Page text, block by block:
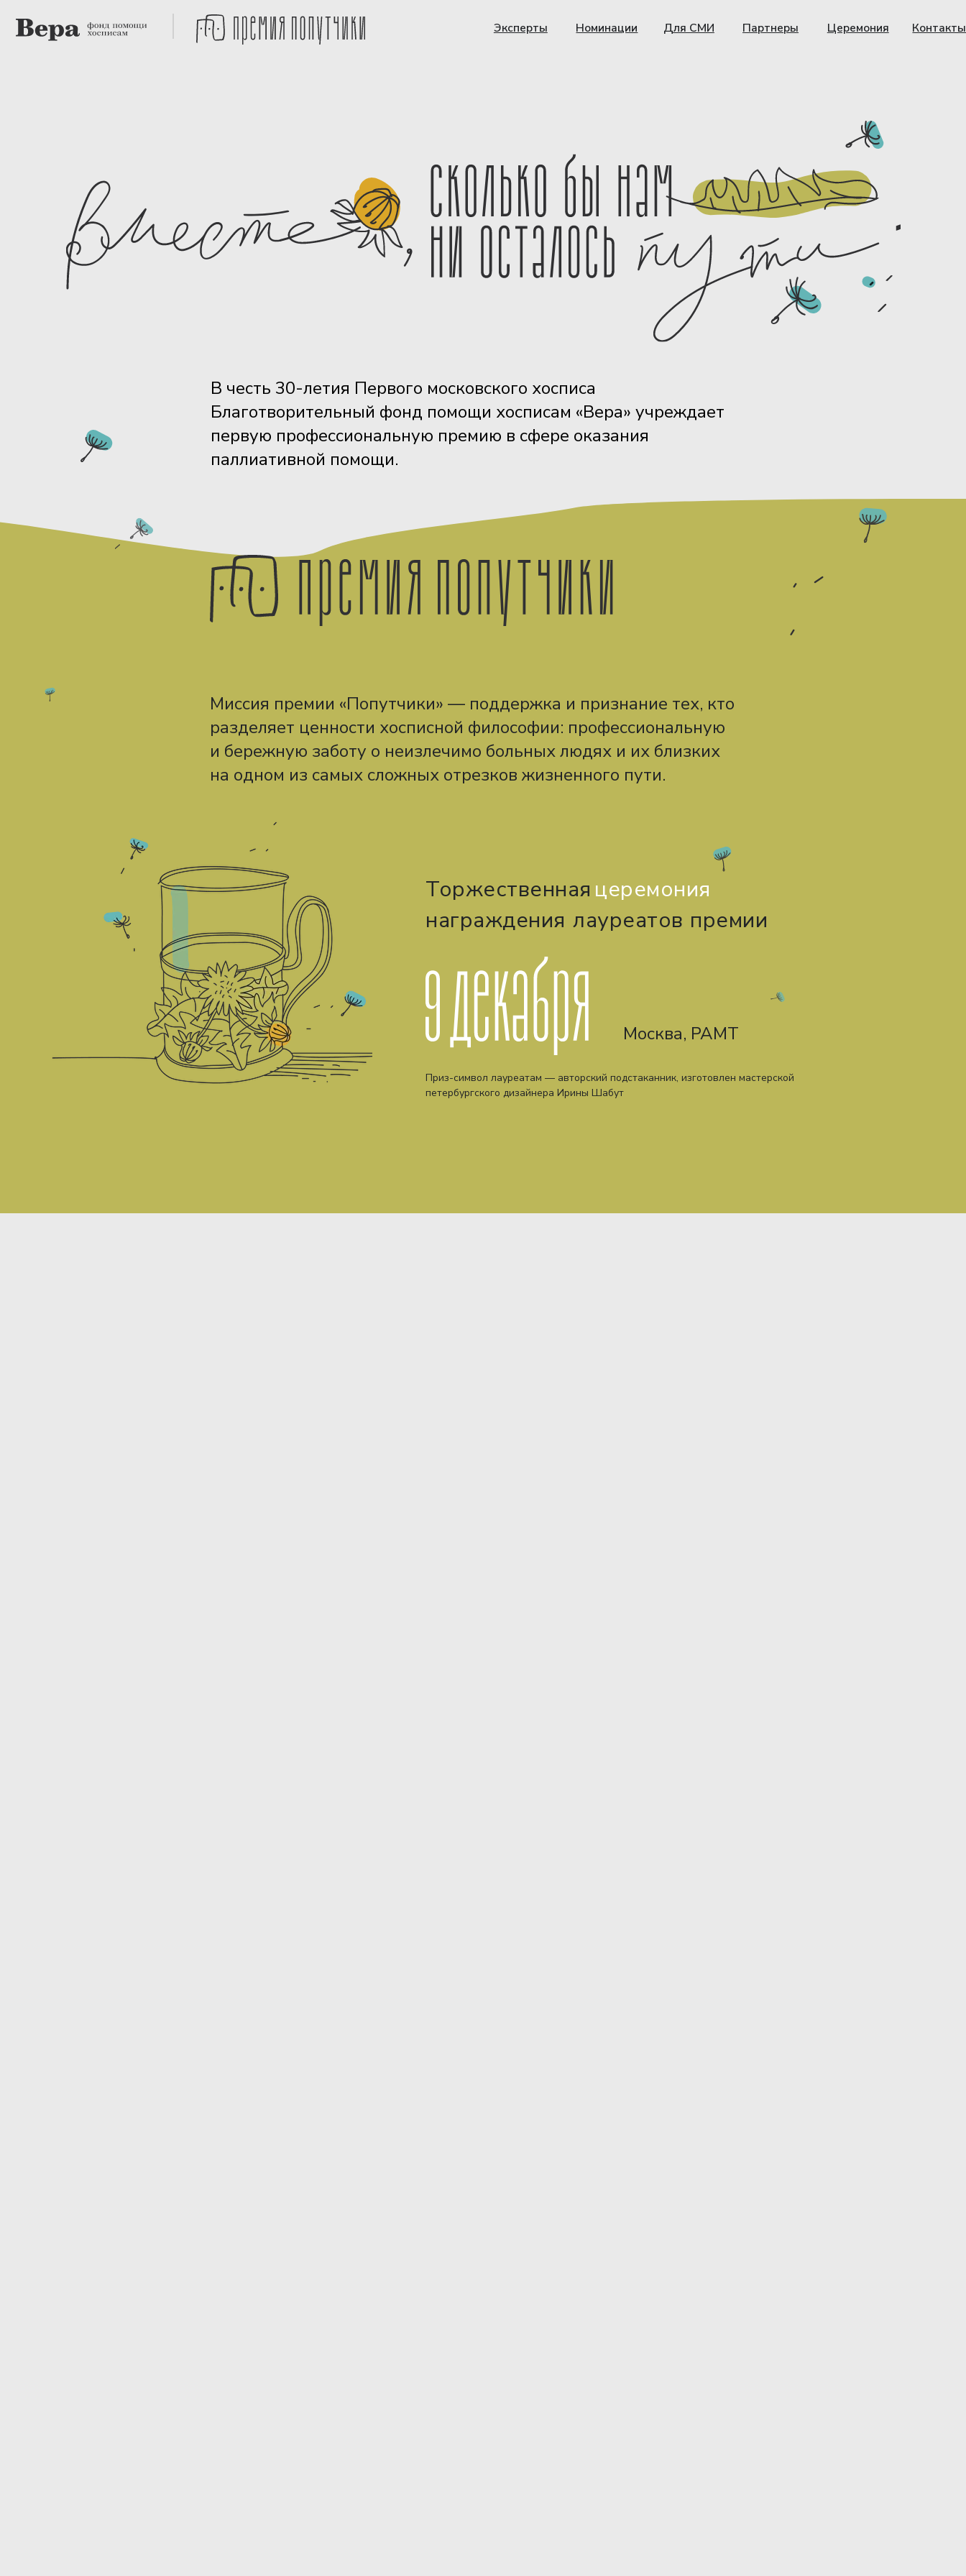
Для СМИ Партнеры Церемония
Номинации Контакты
В честь 30-летия Первого московского хосписа
Благотворительный фонд помощи хосписам «Вера» учреждает
первую профессиональную премию в сфере оказания
паллиативной помощи.
Миссия премии «Попутчики» — поддержка и признание тех, кто
разделяет ценности хосписной философии: профессиональную
и бережную заботу о неизлечимо больных людях и их близких
на одном из самых сложных отрезков жизненного пути.
Приз-символ лауреатам — авторский подстаканник, изготовлен мастерской
петербургского дизайнера Ирины Шабут
Москва, РАМТ
премии
награждения
церемония
Торжественная
лауреатов